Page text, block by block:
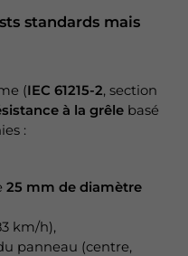
standards mais
(IEC 61215-2, section
à la grêle basé
:
25 mm de diamètre
km/h),
panneau (centre,